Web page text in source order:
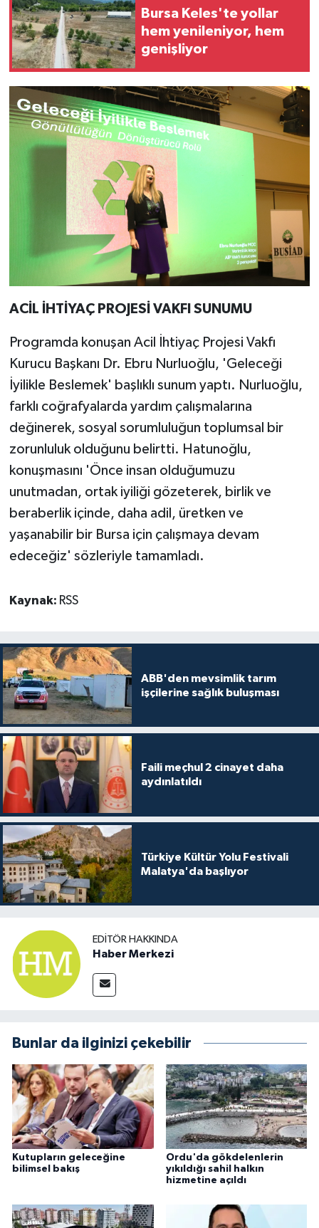
Bursa Keles'te yollar
hem yenileniyor, hem
genişliyor
ACİL İHTİYAÇ PROJESİ VAKFI SUNUMU
Programda konuşan Acil İhtiyaç Projesi Vakfı
Kurucu Başkanı Dr. Ebru Nurluoğlu, 'Geleceği
İyilikle Beslemek' başlıklı sunum yaptı. Nurluoğlu,
farklı coğrafyalarda yardım çalışmalarına
değinerek, sosyal sorumluluğun toplumsal bir
zorunluluk olduğunu belirtti. Hatunoğlu,
konuşmasını 'Önce insan olduğumuzu
unutmadan, ortak iyiliği gözeterek, birlik ve
beraberlik içinde, daha adil, üretken ve
yaşanabilir bir Bursa için çalışmaya devam
edeceğiz' sözleriyle tamamladı.
Kaynak: RSS
ABB'den mevsimlik tarım
işçilerine sağlık buluşması
Faili meçhul 2 cinayet daha
aydınlatıldı
Türkiye Kültür Yolu Festivali
Malatya'da başlıyor
EDITÖR HAKKINDA
Haber Merkezi
Bunlar da ilginizi çekebilir
Kutupların geleceğine
bilimsel bakış
Ordu'da gökdelenlerin
yıkıldığı sahil halkın
hizmetine açıldı